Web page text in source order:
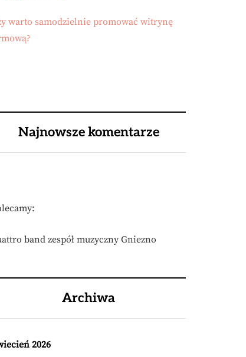
warto samodzielnie promować witrynę
Najnowsze komentarze
band zespół muzyczny Gniezno
Archiwa
2026